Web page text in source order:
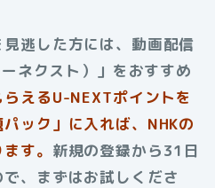
見逃した方には、動画配信
ネクスト）」をおすすめ
えるU-NEXTポイントを
ック」に入れば、NHKの
す。 新規の登録から31日
、まずはお試しくださ